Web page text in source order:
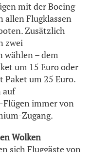
mit der Boeing
allen Flugklassen
Zusätzlich
zwei
– dem
um 15 Euro oder
um 25 Euro.
auf
immer von
Zugang.
Wolken
sich Fluggäste von